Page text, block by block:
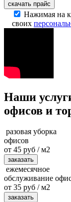
скачать прайс
Нажимая на
своих
Наши
офисов и
разовая уборка
офисов
от 45 руб / м2
заказать
ежемесячное
обслуживание
от 35 руб / м2
заказать